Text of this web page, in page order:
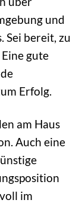
und
Sei bereit, zu
gute
Erfolg.
am Haus
Auch eine
im